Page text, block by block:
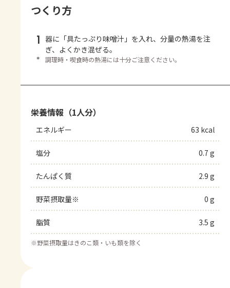
つくり方
1 器に「具たっぷり味噌汁」を入れ、分量の熱湯を注
ぎ、よくかき混ぜる。
＊ 調理時・喫食時の熱湯には十分ご注意ください。
栄養情報（1人分）
エネルギー 63 kcal
塩分 0.7 g
たんぱく質 2.9 g
野菜摂取量※ 0 g
脂質 3.5 g
※野菜摂取量はきのこ類・いも類を除く